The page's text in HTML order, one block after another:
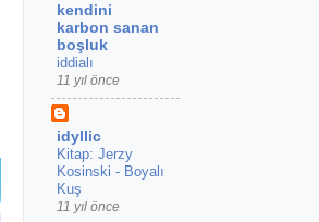
kendini
karbon sanan
boşluk
iddialı
11 yıl önce
idyllic
Kitap: Jerzy
Kosinski - Boyalı
Kuş
11 yıl önce